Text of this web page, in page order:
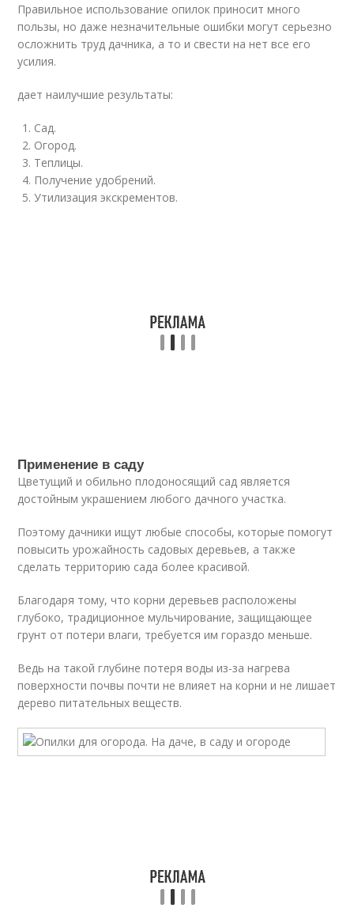
Правильное использование опилок приносит много
пользы, но даже незначительные ошибки могут серьезно
осложнить труд дачника, а то и свести на нет все его
усилия.
дает наилучшие результаты:
Сад.
Огород.
Теплицы.
Получение удобрений.
Утилизация экскрементов.
Применение в саду
Цветущий и обильно плодоносящий сад является
достойным украшением любого дачного участка.
Поэтому дачники ищут любые способы, которые помогут
повысить урожайность садовых деревьев, а также
сделать территорию сада более красивой.
Благодаря тому, что корни деревьев расположены
глубоко, традиционное мульчирование, защищающее
грунт от потери влаги, требуется им гораздо меньше.
Ведь на такой глубине потеря воды из-за нагрева
поверхности почвы почти не влияет на корни и не лишает
дерево питательных веществ.